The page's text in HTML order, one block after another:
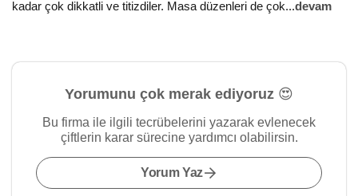
kadar çok dikkatli ve titizdiler. Masa düzenleri de çok...devam
Yorumunu çok merak ediyoruz 😍
Bu firma ile ilgili tecrübelerini yazarak evlenecek
çiftlerin karar sürecine yardımcı olabilirsin.
Yorum Yaz